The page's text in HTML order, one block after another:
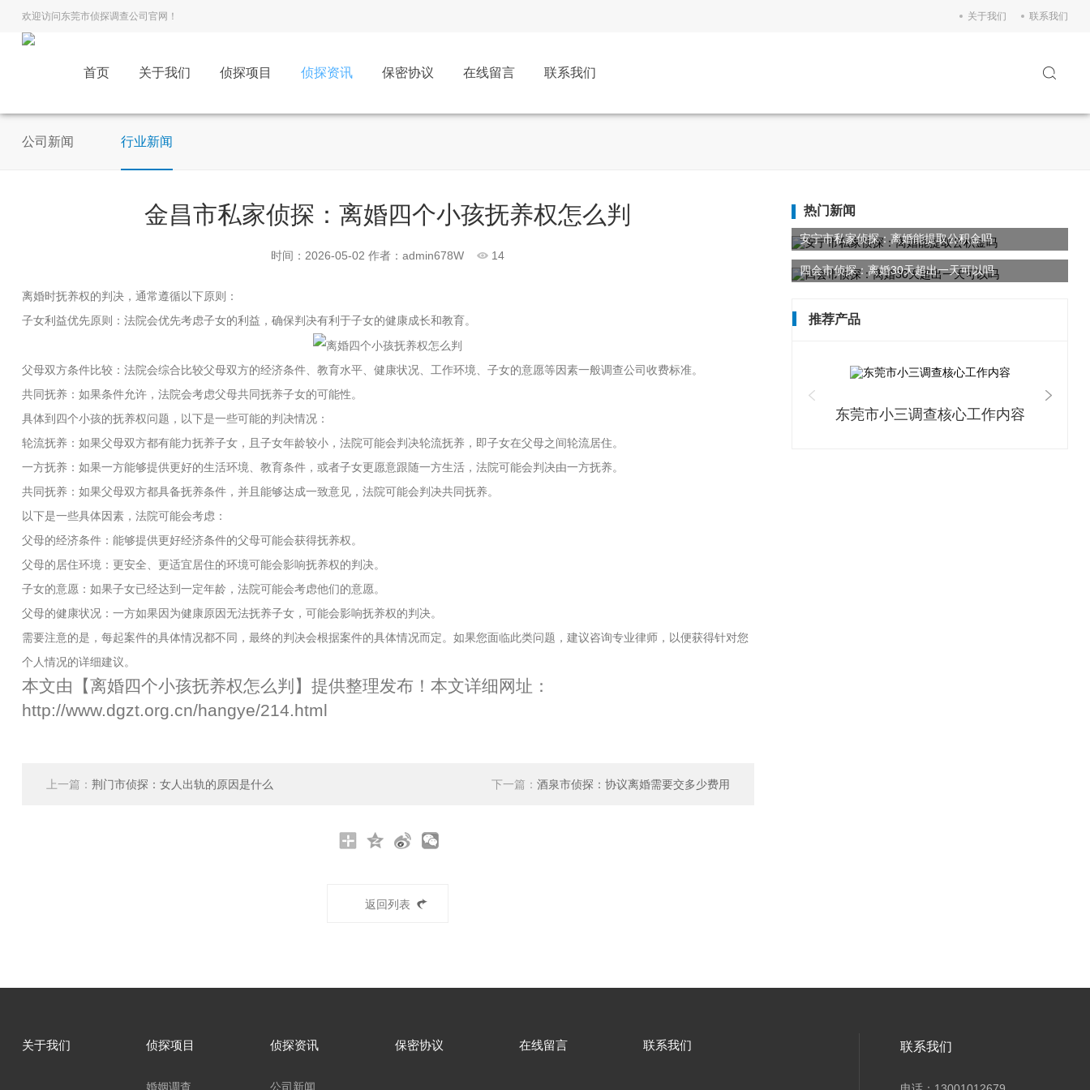
欢迎访问东莞市侦探调查公司官网！ 关于我们 联系我们
首页 关于我们 侦探项目 侦探资讯 保密协议 在线留言 联系我们
公司新闻 行业新闻
金昌市私家侦探：离婚四个小孩抚养权怎么判
时间：2026-05-02作者：admin678W 14
离婚时抚养权的判决，通常遵循以下原则：
子女利益优先原则：法院会优先考虑子女的利益，确保判决有利于子女的健康成长和教育。
父母双方条件比较：法院会综合比较父母双方的经济条件、教育水平、健康状况、工作环境、子女的意愿等因素一般调查公司收费标准。
共同抚养：如果条件允许，法院会考虑父母共同抚养子女的可能性。
具体到四个小孩的抚养权问题，以下是一些可能的判决情况：
轮流抚养：如果父母双方都有能力抚养子女，且子女年龄较小，法院可能会判决轮流抚养，即子女在父母之间轮流居住。
一方抚养：如果一方能够提供更好的生活环境、教育条件，或者子女更愿意跟随一方生活，法院可能会判决由一方抚养。
共同抚养：如果父母双方都具备抚养条件，并且能够达成一致意见，法院可能会判决共同抚养。
以下是一些具体因素，法院可能会考虑：
父母的经济条件：能够提供更好经济条件的父母可能会获得抚养权。
父母的居住环境：更安全、更适宜居住的环境可能会影响抚养权的判决。
子女的意愿：如果子女已经达到一定年龄，法院可能会考虑他们的意愿。
父母的健康状况：一方如果因为健康原因无法抚养子女，可能会影响抚养权的判决。
需要注意的是，每起案件的具体情况都不同，最终的判决会根据案件的具体情况而定。如果您面临此类问题，建议咨询专业律师，以便获得针对您
个人情况的详细建议。
本文由【离婚四个小孩抚养权怎么判 】提供整理发布！本文详细网址：
http://www.dgzt.org.cn/hangye/214.html
上一篇： 荆门市侦探：女人出轨的原因是什么 下一篇：酒泉市侦探：协议离婚需要交多少费用
返回列表
热门新闻
安宁市私家侦探：离婚能提取公积金吗
四会市侦探：离婚30天超出一天可以吗
推荐产品
东莞市小三调查核心工作内容
关于我们 侦探项目
婚姻调查
侦探资讯
公司新闻
保密协议 在线留言 联系我们 联系我们